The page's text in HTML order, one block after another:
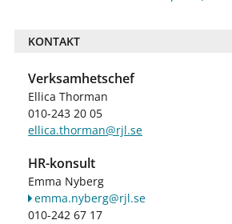
KONTAKT
Verksamhetschef
Ellica Thorman
010-243 20 05
ellica.thorman@rjl.se
HR-konsult
Emma Nyberg
emma.nyberg@rjl.se
010-242 67 17